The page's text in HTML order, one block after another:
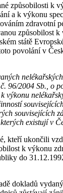
způsobilosti k
a k výkonu
zdravotní
způsobilost
státě
povolání v
96/2004 Sb., o
výkonu
souvisejících
existují v
kteří ukončili
k výkonu
do
dokladů